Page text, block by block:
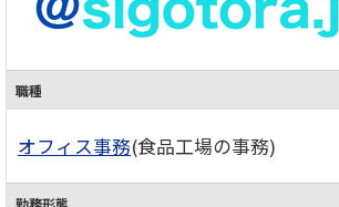
職種
オフィス事務(食品工場の事務)
勤務形態